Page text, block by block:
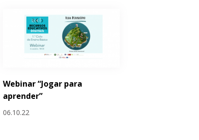
Webinar “Jogar para
aprender”
06.10.22